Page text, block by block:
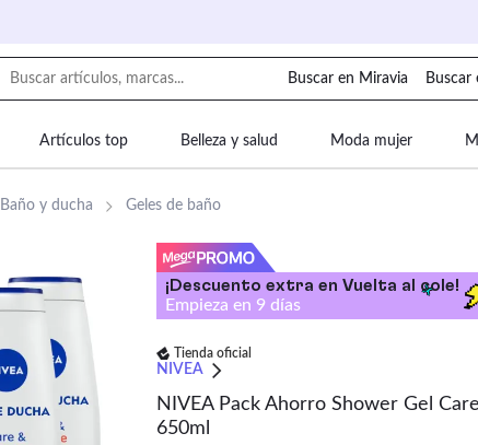
Buscar en Miravia Buscar
Artículos top Belleza y salud Moda mujer
Deportes Equipaje
Baño y ducha Geles de baño
¡Descuento extra en Vuelta al cole!
Empieza en 9 días
Tienda oficial
NIVEA
NIVEA Pack Ahorro Shower Gel
650ml